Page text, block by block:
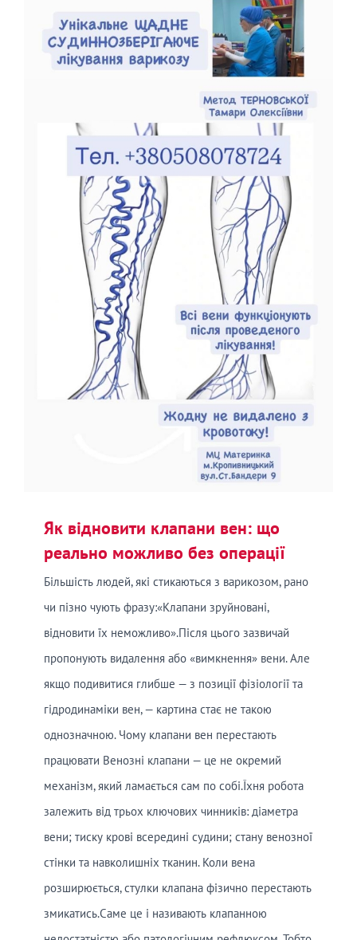
Як відновити клапани вен: що
реально можливо без операції
Більшість людей, які стикаються з варикозом, рано
чи пізно чують фразу:«Клапани зруйновані,
відновити їх неможливо».Після цього зазвичай
пропонують видалення або «вимкнення» вени. Але
якщо подивитися глибше — з позиції фізіології та
гідродинаміки вен, — картина стає не такою
однозначною. Чому клапани вен перестають
працювати Венозні клапани — це не окремий
механізм, який ламається сам по собі.Їхня робота
залежить від трьох ключових чинників: діаметра
вени; тиску крові всередині судини; стану венозної
стінки та навколишніх тканин. Коли вена
розширюється, стулки клапана фізично перестають
змикатись.Саме це і називають клапанною